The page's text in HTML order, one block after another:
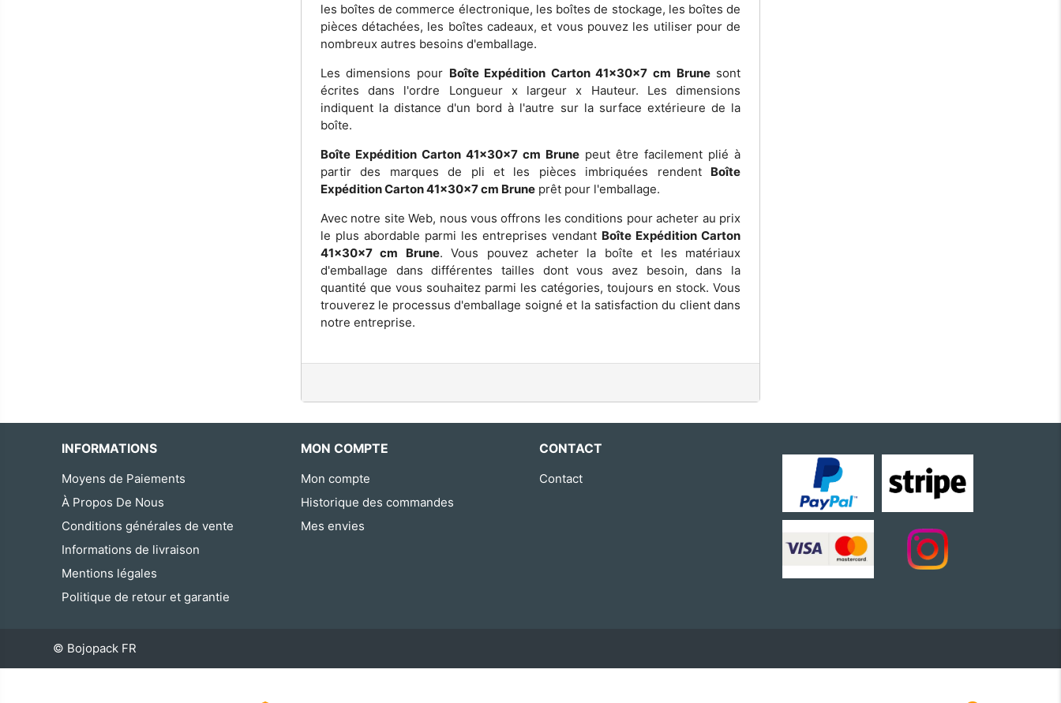
les boîtes de commerce électronique, les boîtes de stockage, les boîtes de
pièces détachées, les boîtes cadeaux, et vous pouvez les utiliser pour de
nombreux autres besoins d'emballage.
Les dimensions pour Boîte Expédition Carton 41x30x7 cm Brunesont
écrites dans l'ordre Longueur x largeur x Hauteur. Les dimensions
indiquent la distance d'un bord à l'autre sur la surface extérieure de la
boîte.
Boîte Expédition Carton 41x30x7 cm Brune peut être facilement plié à
partir des marques de pli et les pièces imbriquées rendent Boîte
Expédition Carton 41x30x7 cm Bruneprêt pour l'emballage.
Avec notre site Web, nous vous offrons les conditions pour acheter au prix
le plus abordable parmi les entreprises vendant Boîte Expédition Carton
41x30x7 cm Brune. Vous pouvez acheter la boîte et les matériaux
d'emballage dans différentes tailles dont vous avez besoin, dans la
quantité que vous souhaitez parmi les catégories, toujours en stock. Vous
trouverez le processus d'emballage soigné et la satisfaction du client dans
notre entreprise.
INFORMATIONS
Moyens de Paiements
À Propos De Nous
Conditions générales de vente
Informations de livraison
Mentions légales
Politique de retour et garantie
MON COMPTE
Mon compte
Historique des commandes
Mes envies
CONTACT
Contact
© Bojopack FR